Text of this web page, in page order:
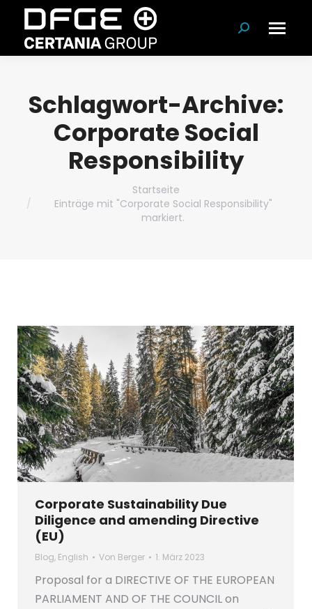
Suchen:
Schlagwort-Archive:
Corporate Social
Responsibility
Startseite
Einträge mit "Corporate Social Responsibility"
markiert.
Corporate Sustainability Due
Diligence and amending Directive
(EU)
Blog, English Von Berger 1. März 2023
Proposal for a DIRECTIVE OF THE EUROPEAN
PARLIAMENT AND OF THE COUNCIL on